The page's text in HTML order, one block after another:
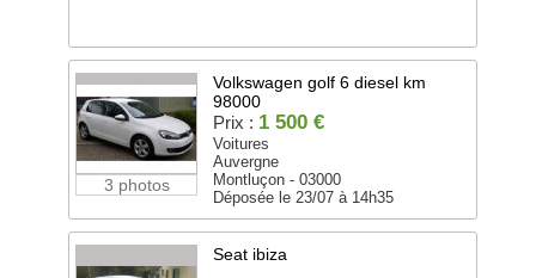
3 photos
Volkswagen golf 6 diesel km
98000
Prix : 1 500 €
Voitures
Auvergne
Montluçon - 03000
Déposée le 23/07 à 14h35
Seat ibiza